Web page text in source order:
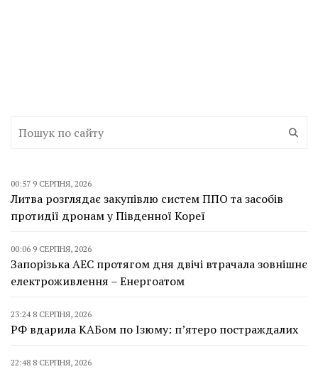
00:57 9 СЕРПНЯ, 2026
Литва розглядає закупівлю систем ППО та засобів
протидії дронам у Південної Кореї
00:06 9 СЕРПНЯ, 2026
Запорізька АЕС протягом дня двічі втрачала зовнішнє
електроживлення – Енергоатом
23:24 8 СЕРПНЯ, 2026
РФ вдарила КАБом по Ізюму: п’ятеро постраждалих
22:48 8 СЕРПНЯ, 2026